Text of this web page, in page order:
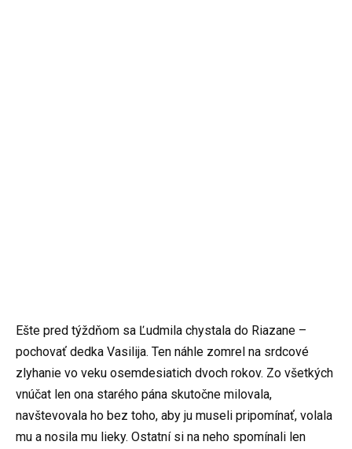
Ešte pred týždňom sa Ľudmila chystala do Riazane –
pochovať dedka Vasilija. Ten náhle zomrel na srdcové
zlyhanie vo veku osemdesiatich dvoch rokov. Zo všetkých
vnúčat len ona starého pána skutočne milovala,
navštevovala ho bez toho, aby ju museli pripomínať, volala
mu a nosila mu lieky. Ostatní si na neho spomínali len